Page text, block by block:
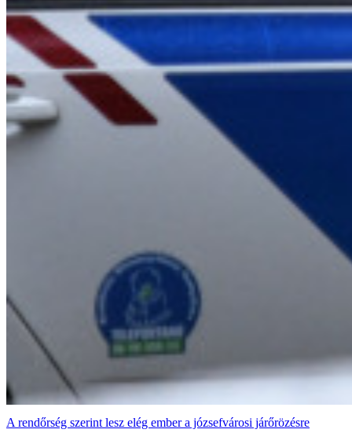
A rendőrség szerint lesz elég ember a józsefvárosi járőrözésre